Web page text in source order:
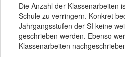
Die Anzahl der Klassenarbeiten
Schule zu verringern. Konkret
Jahrgangsstufen der SI keine
geschrieben werden. Ebenso
Klassenarbeiten